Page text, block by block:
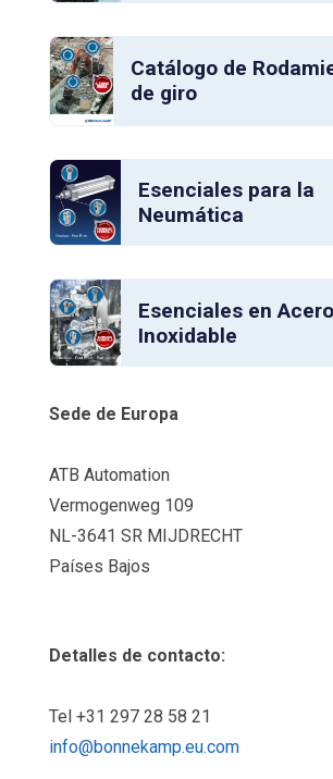
Catálogo de
de giro
Esenciales para la
Neumática
Esenciales en Acero
Inoxidable
Sede de Europa
ATB Automation
Vermogenweg 109
NL-3641 SR MIJDRECHT
Países Bajos
Detalles de contacto:
Tel +31 297 28 58 21
info@bonnekamp.eu.com